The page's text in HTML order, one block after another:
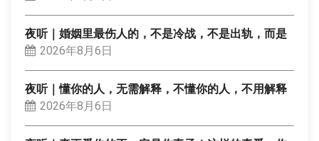
夜听｜婚姻里最伤人的，不是冷战，不是出轨，而是
2026年8月6日
夜听｜懂你的人，无需解释，不懂你的人，不用解释
2026年8月6日